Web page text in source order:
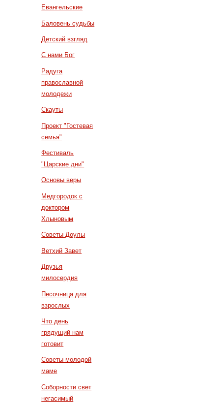
Евангельские
Баловень судьбы
Детский взгляд
С нами Бог
Радуга
православной
молодежи
Скауты
Проект "Гостевая
семья"
Фестиваль
"Царские дни"
Основы веры
Медгородок с
доктором
Хлыновым
Советы Доулы
Ветхий Завет
Друзья
милосердия
Песочница для
взрослых
Что день
грядущий нам
готовит
Советы молодой
маме
Соборности свет
негасимый